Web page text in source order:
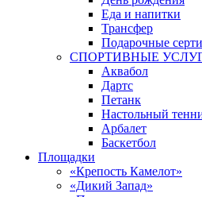
Еда и напитки
Трансфер
Подарочные
СПОРТИВНЫЕ
Аквабол
Дартс
Петанк
Настольный
Арбалет
Баскетбол
Площадки
«Крепость Камелот»
«Дикий Запад»